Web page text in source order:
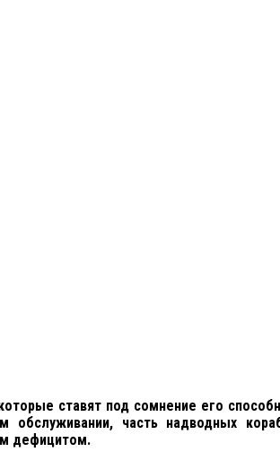
ставят под сомнение его
часть надводных
дефицитом.